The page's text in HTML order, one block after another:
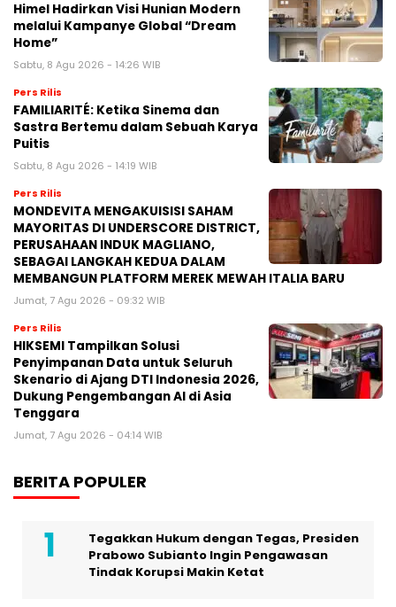
Himel Hadirkan Visi Hunian Modern
melalui Kampanye Global “Dream
Home”
Sabtu, 8 Agu 2026 - 14:26 WIB
Pers Rilis
FAMILIARITÉ: Ketika Sinema dan
Sastra Bertemu dalam Sebuah Karya
Puitis
Sabtu, 8 Agu 2026 - 14:19 WIB
Pers Rilis
MONDEVITA MENGAKUISISI SAHAM
MAYORITAS DI UNDERSCORE DISTRICT,
PERUSAHAAN INDUK MAGLIANO,
SEBAGAI LANGKAH KEDUA DALAM
MEMBANGUN PLATFORM MEREK MEWAH ITALIA BARU
Jumat, 7 Agu 2026 - 09:32 WIB
Pers Rilis
HIKSEMI Tampilkan Solusi
Penyimpanan Data untuk Seluruh
Skenario di Ajang DTI Indonesia 2026,
Dukung Pengembangan AI di Asia
Tenggara
Jumat, 7 Agu 2026 - 04:14 WIB
BERITA POPULER
Tegakkan Hukum dengan Tegas, Presiden
Prabowo Subianto Ingin Pengawasan
Tindak Korupsi Makin Ketat